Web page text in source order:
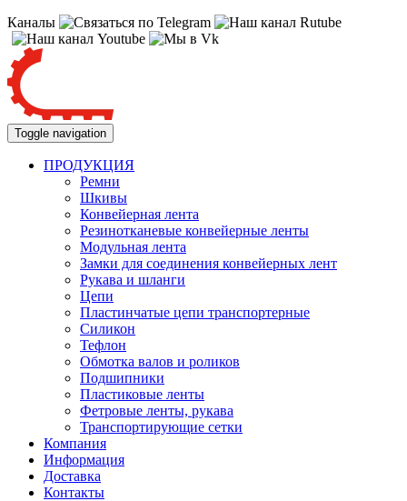
Каналы
Toggle navigation
ПРОДУКЦИЯ
Ремни
Шкивы
Конвейерная лента
Резинотканевые конвейерные ленты
Модульная лента
Замки для соединения конвейерных лент
Рукава и шланги
Цепи
Пластинчатые цепи транспортерные
Силикон
Тефлон
Обмотка валов и роликов
Подшипники
Пластиковые ленты
Фетровые ленты, рукава
Транспортирующие сетки
Компания
Информация
Доставка
Контакты